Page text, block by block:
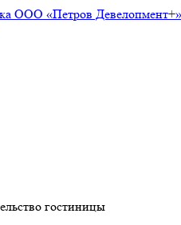
ООО «Петров Девелопмент+»
гостиницы